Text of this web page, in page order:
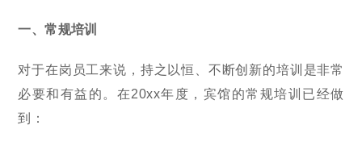
一、常规培训
对于在岗员工来说，持之以恒、不断创新的培训是非常
必要和有益的。在20xx年度，宾馆的常规培训已经做
到：